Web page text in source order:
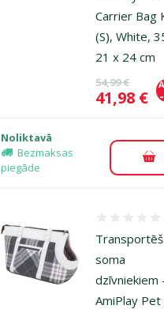
Carrier Bag
(S), White,
21 x 24 cm
Oriģinālā
54,99 €
Cena
41,98 €
Noliktavā
Bezmaksas
piegāde
soma
dzīvniekiem
AmiPlay Pet